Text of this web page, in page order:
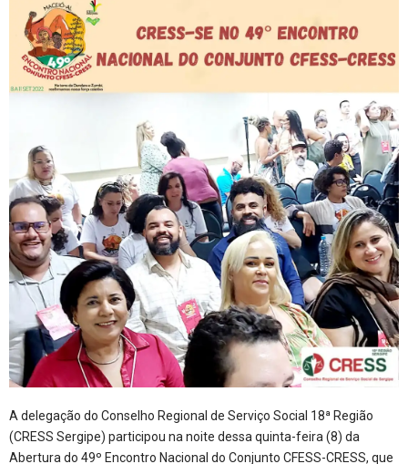
A delegação do Conselho Regional de Serviço Social 18ª Região
(CRESS Sergipe) participou na noite dessa quinta-feira (8) da
Abertura do 49º Encontro Nacional do Conjunto CFESS-CRESS, que